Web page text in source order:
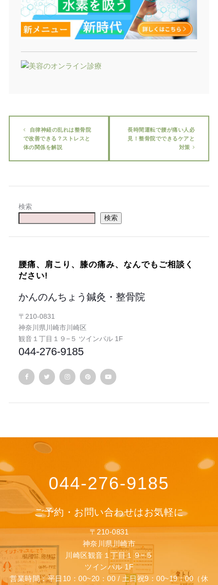
自律神経の乱れは整骨院
で改善できる？ストレスと
体の関係を解説
長時間運転で腰が痛い人必
見！整骨院でできるケアと
対策
検索
検索
腰痛、肩こり、膝の痛み、なんでもご相談く
ださい!
かんのんちょう鍼灸・整骨院
〒210-0831
神奈川県川崎市川崎区
観音１丁目１９−５ ツインパル 1F
044-276-9185
044-276-9185
ご予約・お問い合わせはお気軽に
〒210-0831
神奈川県川崎市
川崎区観音１丁目１９−５
ツインパル 1F
営業時間：平日10：00~20：00 / 土日祝9：00~19：00（休